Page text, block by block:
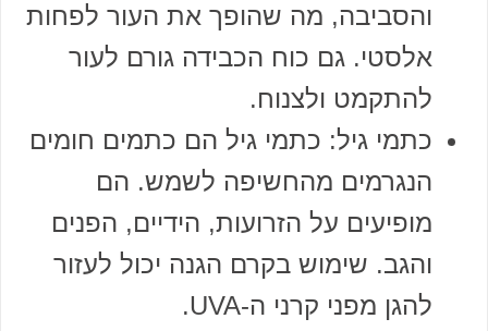
והסביבה, מה שהופך את העור לפחות
אלסטי. גם כוח הכבידה גורם לעור
להתקמט ולצנוח.
כתמי גיל: כתמי גיל הם כתמים חומים
הנגרמים מהחשיפה לשמש. הם
מופיעים על הזרועות, הידיים, הפנים
והגב. שימוש בקרם הגנה יכול לעזור
להגן מפני קרני ה-UVA.